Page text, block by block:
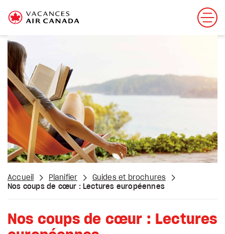
Accueil Planifier
Guides et brochures
Nos coups de cœur : Lectures européennes
Nos coups de cœur : Lectures